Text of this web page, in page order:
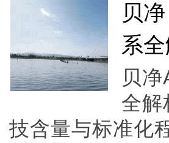
贝
系
贝
全解
技含量与标准化